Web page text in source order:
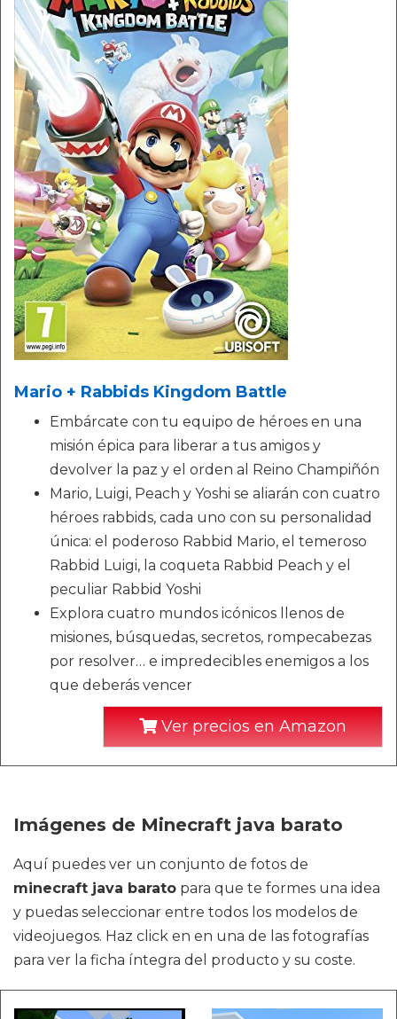
Mario + Rabbids Kingdom Battle
Embárcate con tu equipo de héroes en una
misión épica para liberar a tus amigos y
devolver la paz y el orden al Reino Champiñón
Mario, Luigi, Peach y Yoshi se aliarán con cuatro
héroes rabbids, cada uno con su personalidad
única: el poderoso Rabbid Mario, el temeroso
Rabbid Luigi, la coqueta Rabbid Peach y el
peculiar Rabbid Yoshi
Explora cuatro mundos icónicos llenos de
misiones, búsquedas, secretos, rompecabezas
por resolver… e impredecibles enemigos a los
que deberás vencer
Ver precios en Amazon
Imágenes de Minecraft java barato
Aquí puedes ver un conjunto de fotos de
minecraft java barato para que te formes una idea
y puedas seleccionar entre todos los modelos de
videojuegos. Haz click en en una de las fotografías
para ver la ficha íntegra del producto y su coste.